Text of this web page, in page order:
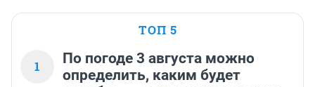
ТОП 5
1
По погоде 3 августа можно
определить, каким будет